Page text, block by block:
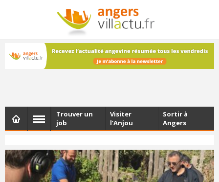
NEWSLETTER
Les dernières actualités d'Angers, chaque vendredi dans
votre boîte e-mail
Trouver un
job
Visiter
l’Anjou
Sortir à
Angers